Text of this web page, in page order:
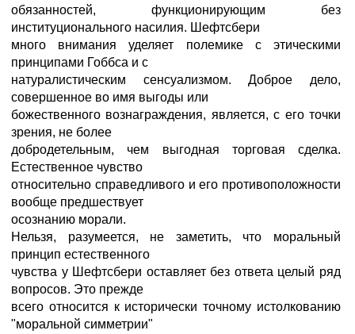
обязанностей, функционирующим без
институционального насилия. Шефтсбери
много внимания уделяет полемике с этическими
принципами Гоббса и с
натуралистическим сенсуализмом. Доброе дело,
совершенное во имя выгоды или
божественного вознаграждения, является, с его точки
зрения, не более
добродетельным, чем выгодная торговая сделка.
Естественное чувство
относительно справедливого и его противоположности
вообще предшествует
осознанию морали.
Нельзя, разумеется, не заметить, что моральный
принцип естественного
чувства у Шефтсбери оставляет без ответа целый ряд
вопросов. Это прежде
всего относится к исторически точному истолкованию
"моральной симметрии"